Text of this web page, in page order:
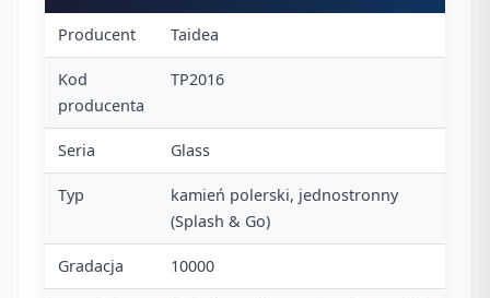
Producent Taidea
Kod
producenta
TP2016
Seria Glass
Typ
kamień polerski, jednostronny
(Splash & Go)
Gradacja 10000